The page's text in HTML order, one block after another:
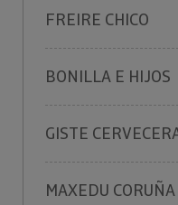
FREIRE CHICO
BONILLA E HIJOS
GISTE
MAXEDU CORUÑA